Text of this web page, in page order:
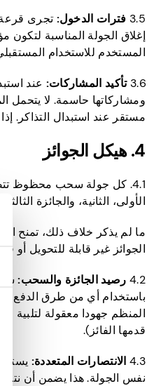
3.5 فترات الدخول: تجرى قرعة
إغلاق الجولة المناسبة
المستخدم للاستخدام
3.6 تأكيد المشاركات: عند
ومشاركاتها حاسمة. لا
مستقر عند استبدال التذاكر.
4. هيكل الجوائز
4.1. كل جولة سحب محظوظ
الأولى، الثانية، والجائزة
ما لم يذكر خلاف ذلك، تمنح
الجوائز غير قابلة للتحويل أو
4.2 رصيد الجائزة والسحب:
باستخدام أي من طرق الدفع
المنظم جهودا معقولة لتلبية
قدمها الفائز).
4.3 الانتصارات المتعددة:
نفس الجولة. هذا يضمن أن